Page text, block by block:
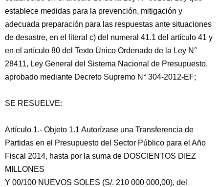
establece medidas para la prevención, mitigación y
adecuada preparación para las respuestas ante situaciones
de desastre, en el literal c) del numeral 41.1 del artículo 41 y
en el artículo 80 del Texto Único Ordenado de la Ley N°
28411, Ley General del Sistema Nacional de Presupuesto,
aprobado mediante Decreto Supremo N° 304-2012-EF;
SE RESUELVE:
Artículo 1.- Objeto 1.1 Autorízase una Transferencia de
Partidas en el Presupuesto del Sector Público para el Año
Fiscal 2014, hasta por la suma de DOSCIENTOS DIEZ
MILLONES
Y 00/100 NUEVOS SOLES (S/. 210 000 000,00), del